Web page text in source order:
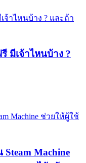
มีเจ้าไหนบ้าง ?
Steam Machine